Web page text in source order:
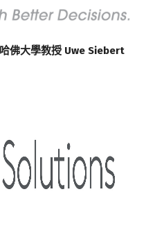
佛大學教授 Uwe Siebert